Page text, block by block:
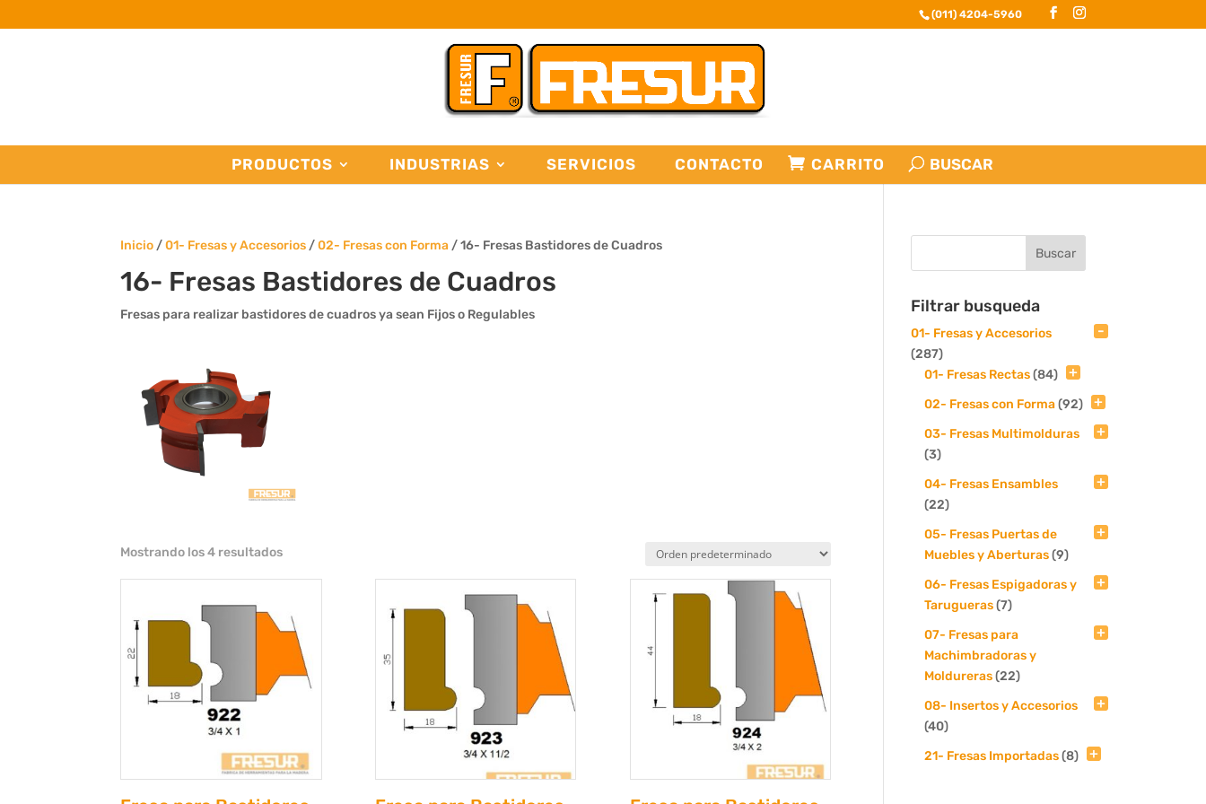
(011) 4204-5960
PRODUCTOS INDUSTRIAS SERVICIOS CONTACTO CARRITO
Inicio /01- Fresas y Accesorios /02- Fresas con Forma / 16- Fresas Bastidores de Cuadros
16- Fresas Bastidores de Cuadros
Fresas para realizar bastidores de cuadros ya sean Fijos o Regulables
Mostrando los 4 resultados
Filtrar busqueda
01- Fresas y Accesorios
(287)
01- Fresas Rectas(84)
02- Fresas con Forma(92)
03- Fresas Multimolduras
(3)
04- Fresas Ensambles
(22)
05- Fresas Puertas de
Muebles y Aberturas(9)
06- Fresas Espigadoras y
Tarugueras(7)
07- Fresas para
Machimbradoras y
Moldureras(22)
08- Insertos y Accesorios
(40)
21- Fresas Importadas(8)